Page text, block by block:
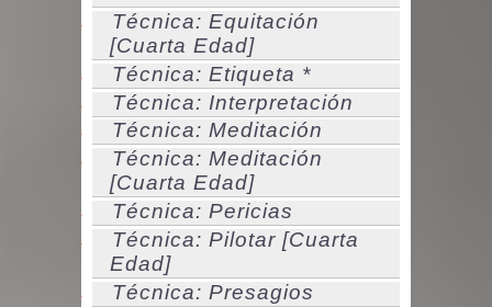
Técnica: Equitación
[Cuarta Edad]
Técnica: Etiqueta *
Técnica: Interpretación
Técnica: Meditación
Técnica: Meditación
[Cuarta Edad]
Técnica: Pericias
Técnica: Pilotar [Cuarta
Edad]
Técnica: Presagios